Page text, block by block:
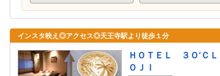
インスタ映え◎アクセス◎天王寺駅より徒歩１分
ＨＯＴＥＬ ３Ｏ’Ｃ
ＯＪＩ